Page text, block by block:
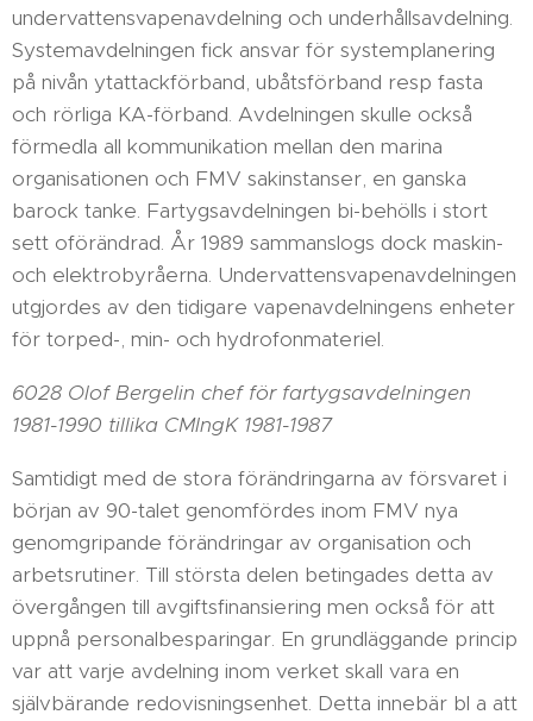
undervattensvapenavdelning och underhållsavdelning.
Systemavdelningen fick ansvar för systemplanering
på nivån ytattackförband, ubåtsförband resp fasta
och rörliga KA-förband. Avdelningen skulle också
förmedla all kommunikation mellan den marina
organisationen och FMV sakinstanser, en ganska
barock tanke. Fartygsavdelningen bi-behölls i stort
sett oförändrad. År 1989 sammanslogs dock maskin-
och elektrobyråerna. Undervattensvapenavdelningen
utgjordes av den tidigare vapenavdelningens enheter
för torped-, min- och hydrofonmateriel.
6028 Olof Bergelin chef för fartygsavdelningen
1981-1990 tillika CMIngK 1981-1987
Samtidigt med de stora förändringarna av försvaret i
början av 90-talet genomfördes inom FMV nya
genomgripande förändringar av organisation och
arbetsrutiner. Till största delen betingades detta av
övergången till avgiftsfinansiering men också för att
uppnå personalbesparingar. En grundläggande princip
var att varje avdelning inom verket skall vara en
självbärande redovisningsenhet. Detta innebär bl a att